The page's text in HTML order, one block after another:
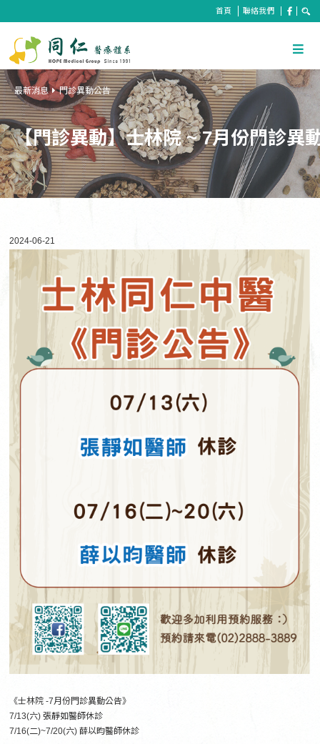
首頁 聯絡我們
最新消息 門診異動公告
【門診異動】士林院 ~ 7月份門診異
2024-06-21
《士林院 -7月份門診異動公告》
7/13(六) 張靜如醫師休診
7/16(二)~7/20(六) 薛以昀醫師休診